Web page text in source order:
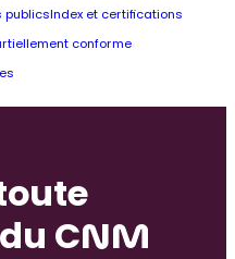
publics Index et certifications
conforme
CNM